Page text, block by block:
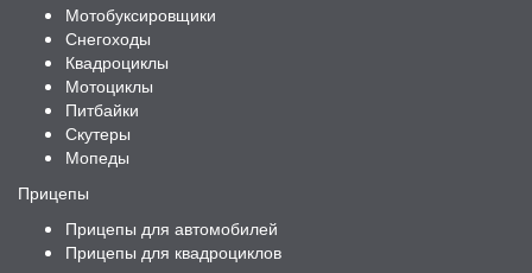
Мотобуксировщики
Снегоходы
Квадроциклы
Мотоциклы
Питбайки
Скутеры
Мопеды
Прицепы
Прицепы для автомобилей
Прицепы для квадроциклов